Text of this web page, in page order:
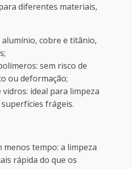
diferentes materiais,
alumínio, cobre e titânio,
sem risco de
ou deformação;
vidros: ideal para limpeza
superfícies frágeis.
tempo: a limpeza
rápida do que os